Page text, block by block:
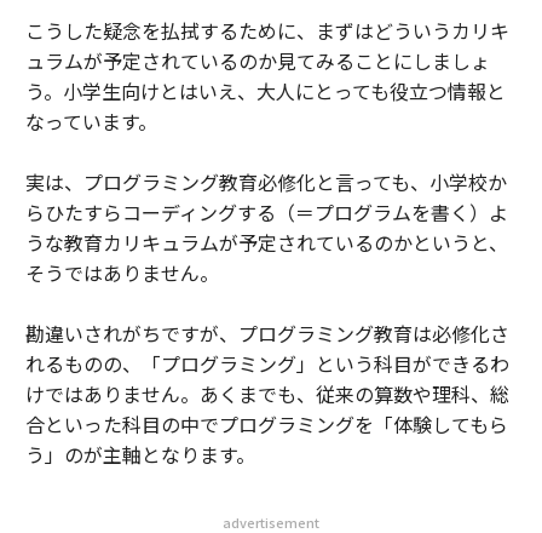
こうした疑念を払拭するために、まずはどういうカリキ
ュラムが予定されているのか見てみることにしましょ
う。小学生向けとはいえ、大人にとっても役立つ情報と
なっています。
実は、プログラミング教育必修化と言っても、小学校か
らひたすらコーディングする（＝プログラムを書く）よ
うな教育カリキュラムが予定されているのかというと、
そうではありません。
勘違いされがちですが、プログラミング教育は必修化さ
れるものの、「プログラミング」という科目ができるわ
けではありません。あくまでも、従来の算数や理科、総
合といった科目の中でプログラミングを「体験してもら
う」のが主軸となります。
advertisement